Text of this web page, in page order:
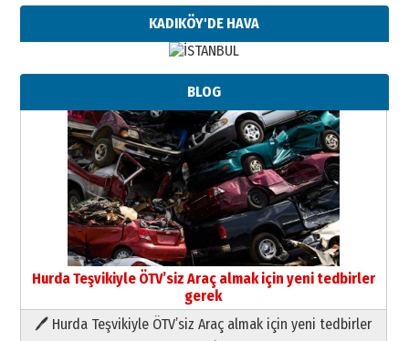
KADIKÖY'DE HAVA
BLOG
Hurda Teşvikiyle ÖTV’siz Araç almak için yeni tedbirler
gerek
🖊 Hurda Teşvikiyle ÖTV’siz Araç almak için yeni tedbirler